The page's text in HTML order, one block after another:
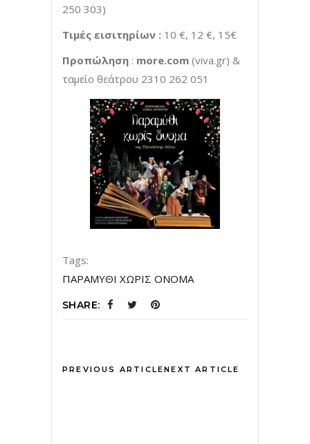
250 303)
Τιμές εισιτηρίων : 10 €, 12 €, 15€
Προπώληση : more.com (viva.gr) &
ταμείο θεάτρου 2310 262 051
Tags:
ΠΑΡΑΜΥΘΙ ΧΩΡΙΣ ΟΝΟΜΑ
SHARE:
PREVIOUS ARTICLENEXT ARTICLE